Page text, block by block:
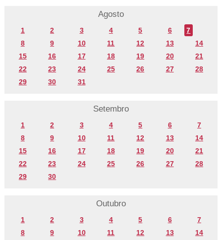
Agosto
1 2 3 4 5 6
7
8
9 10 11 12 13
14
15
16 17 18 19 20
21
22
23 24 25 26 27
28
29
30 31
Setembro
1 2 3 4 5 6
7
8
9 10 11 12 13
14
15
16 17 18 19 20
21
22
23 24 25 26 27
28
29
30
Outubro
1 2 3 4 5 6
7
8
9 10 11 12 13 14